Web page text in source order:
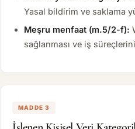
Yasal bildirim ve saklama
Meşru menfaat (m.5/2-f):
sağlanması ve iş
MADDE 3